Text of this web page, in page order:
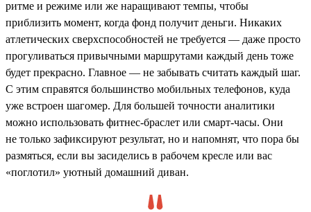
ритме и режиме или же наращивают темпы, чтобы
приблизить момент, когда фонд получит деньги. Никаких
атлетических сверхспособностей не требуется — даже просто
прогуливаться привычными маршрутами каждый день тоже
будет прекрасно. Главное — не забывать считать каждый шаг.
С этим справятся большинство мобильных телефонов, куда
уже встроен шагомер. Для большей точности аналитики
можно использовать фитнес-браслет или смарт-часы. Они
не только зафиксируют результат, но и напомнят, что пора бы
размяться, если вы засиделись в рабочем кресле или вас
«поглотил» уютный домашний диван.